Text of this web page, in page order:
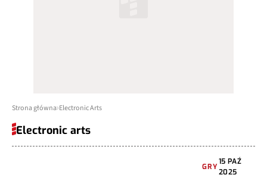
Strona główna Electronic Arts
Electronic arts
GRY
15 PAŹ
2025